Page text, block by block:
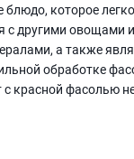
блюдо, которое
с другими овощами
а также
обработке
с красной фасолью